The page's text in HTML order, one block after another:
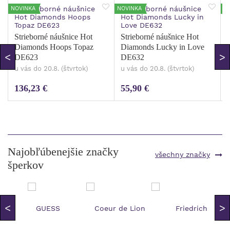
NOVINKA
Strieborné náušnice Hot
Diamonds Hoops Topaz
DE623
u vás do 20.8. (štvrtok)
136,23 €
NOVINKA
Strieborné náušnice Hot
Diamonds Lucky in Love
DE632
u vás do 20.8. (štvrtok)
55,90 €
všechny značky
Najobľúbenejšie značky
šperkov